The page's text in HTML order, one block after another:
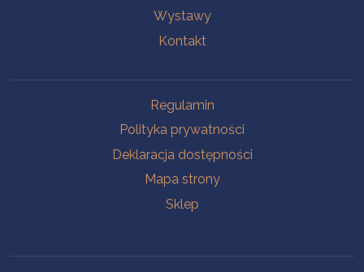
Wystawy
Kontakt
Regulamin
Polityka prywatności
Deklaracja dostępności
Mapa strony
Sklep